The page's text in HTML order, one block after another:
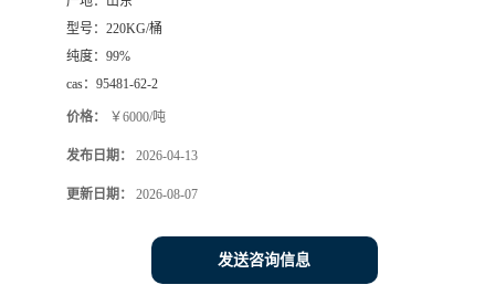
型号： 220KG/桶
纯度： 99%
cas： 95481-62-2
价格： ￥6000/吨
发布日期： 2026-04-13
更新日期： 2026-08-07
发送咨询信息